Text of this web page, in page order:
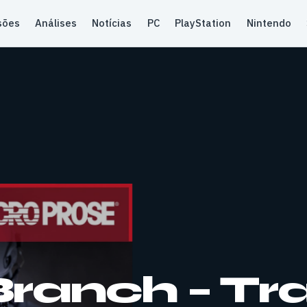
Análises Notícias PC PlayStation Nintendo
–